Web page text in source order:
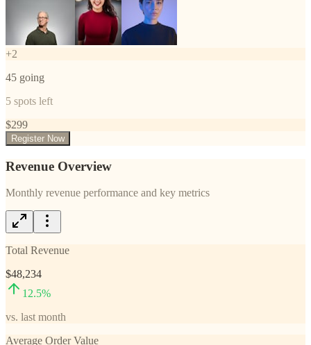
+2
45 going
5 spots left
$299
Register Now
Revenue Overview
Monthly revenue performance and key metrics
Total Revenue
$48,234
12.5%
vs. last month
Average Order Value